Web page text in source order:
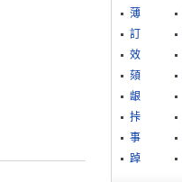
薄
訂
效
頦
龈
挊
事
踔